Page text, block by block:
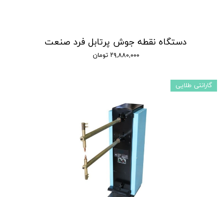
دستگاه نقطه جوش پرتابل فرد صنعت
۲۹,۸۸۰,۰۰۰ تومان
گارانتی طلایی